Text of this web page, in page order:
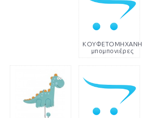
ΚΟΥΦΕΤΟΜΗΧΑΝΗ
μπομπονιέρες